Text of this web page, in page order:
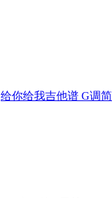
给你给我吉他谱 G调